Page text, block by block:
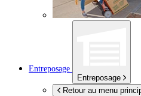
Entreposage
Entreposage
Retour au menu